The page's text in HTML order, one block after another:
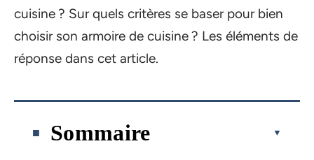
cuisine ? Sur quels critères se baser pour bien
choisir son armoire de cuisine ? Les éléments de
réponse dans cet article.
Sommaire